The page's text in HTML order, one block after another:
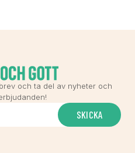
och ta del av nyheter och
SKICKA